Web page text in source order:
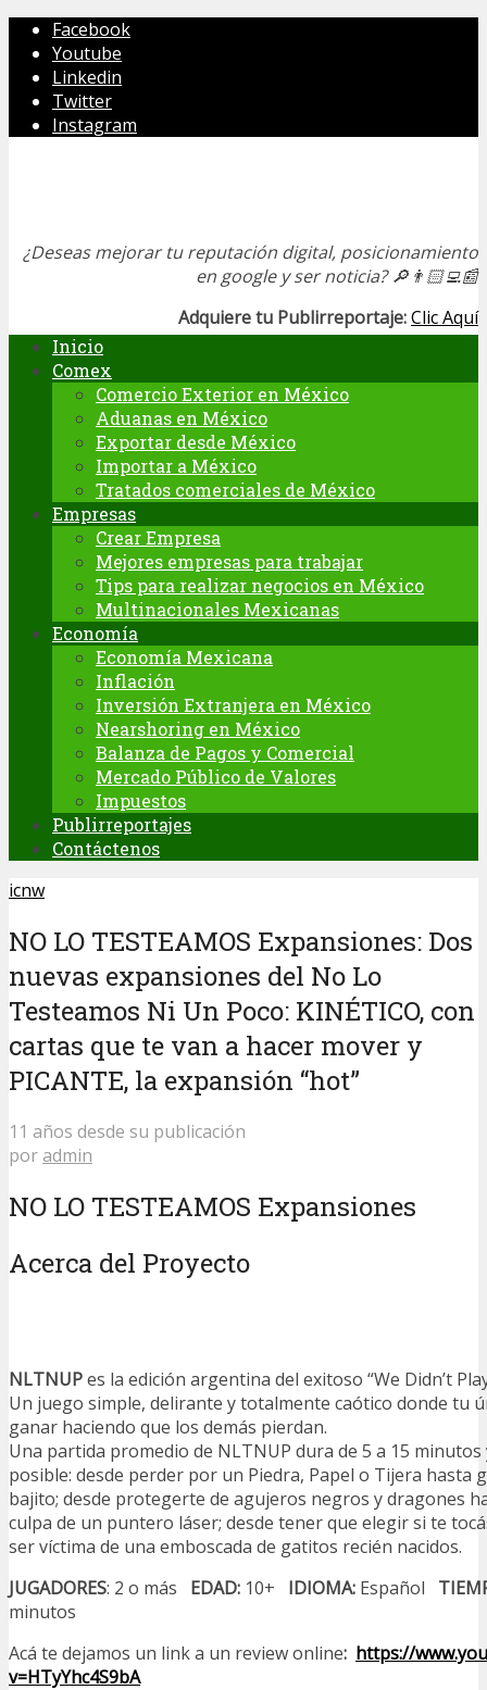
Facebook
Youtube
Linkedin
Twitter
Instagram
¿Deseas mejorar tu reputación digital, posicionamiento
en google y ser noticia?🔎👨🏻‍💻📰
Adquiere tu Publirreportaje:Clic Aquí
Inicio
Comex
Comercio Exterior en México
Aduanas en México
Exportar desde México
Importar a México
Tratados comerciales de México
Empresas
Crear Empresa
Mejores empresas para trabajar
Tips para realizar negocios en México
Multinacionales Mexicanas
Economía
Economía Mexicana
Inflación
Inversión Extranjera en México
Nearshoring en México
Balanza de Pagos y Comercial
Mercado Público de Valores
Impuestos
Publirreportajes
Contáctenos
icnw
NO LO TESTEAMOS Expansiones: Dos
nuevas expansiones del No Lo
Testeamos Ni Un Poco: KINÉTICO, con
cartas que te van a hacer mover y
PICANTE, la expansión “hot”
11 años desde su publicación
poradmin
NO LO TESTEAMOS Expansiones
Acerca del Proyecto
NLTNUPes la edición argentina del exitoso “We Didn’t
Un juego simple, delirante y totalmente caótico donde tu
ganar haciendo que los demás pierdan.
Una partida promedio de NLTNUP dura de 5 a 15 minutos
posible: desde perder por un Piedra, Papel o Tijera hasta
bajito; desde protegerte de agujeros negros y dragones
culpa de un puntero láser; desde tener que elegir si te
ser víctima de una emboscada de gatitos recién nacidos.
JUGADORES: 2 o más EDAD: 10+ IDIOMA: Español
minutos
Acá te dejamos un link a un review online: https://
v=HTyYhc4S9bA